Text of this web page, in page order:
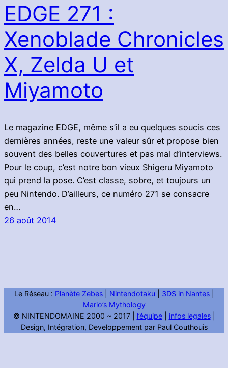
EDGE 271 :
Xenoblade Chronicles
X, Zelda U et
Miyamoto
Le magazine EDGE, même s’il a eu quelques soucis ces
dernières années, reste une valeur sûr et propose bien
souvent des belles couvertures et pas mal d’interviews.
Pour le coup, c’est notre bon vieux Shigeru Miyamoto
qui prend la pose. C’est classe, sobre, et toujours un
peu Nintendo. D’ailleurs, ce numéro 271 se consacre
en…
26 août 2014
Le Réseau : Planète Zebes| Nintendotaku| 3DS in Nantes|
Mario’s Mythology
© NINTENDOMAINE 2000 ~ 2017 | l’équipe| infos legales|
Design, Intégration, Developpement par Paul Couthouis